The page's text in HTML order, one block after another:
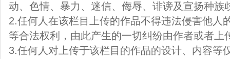
动、色情、暴力、迷信、侮辱、诽谤及宣扬种族
2.任何人在该栏目上传的作品不得违法侵害他人
等合法权利，由此产生的一切纠纷由作者或者上
3.任何人对上传于该栏目的作品的设计、内容等